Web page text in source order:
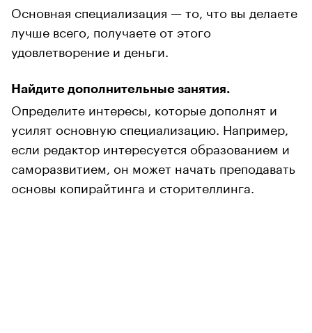
Основная специализация — то, что вы делаете
лучше всего, получаете от этого
удовлетворение и деньги.
Найдите дополнительные занятия.
Определите интересы, которые дополнят и
усилят основную специализацию. Например,
если редактор интересуется образованием и
саморазвитием, он может начать преподавать
основы копирайтинга и сторителлинга.